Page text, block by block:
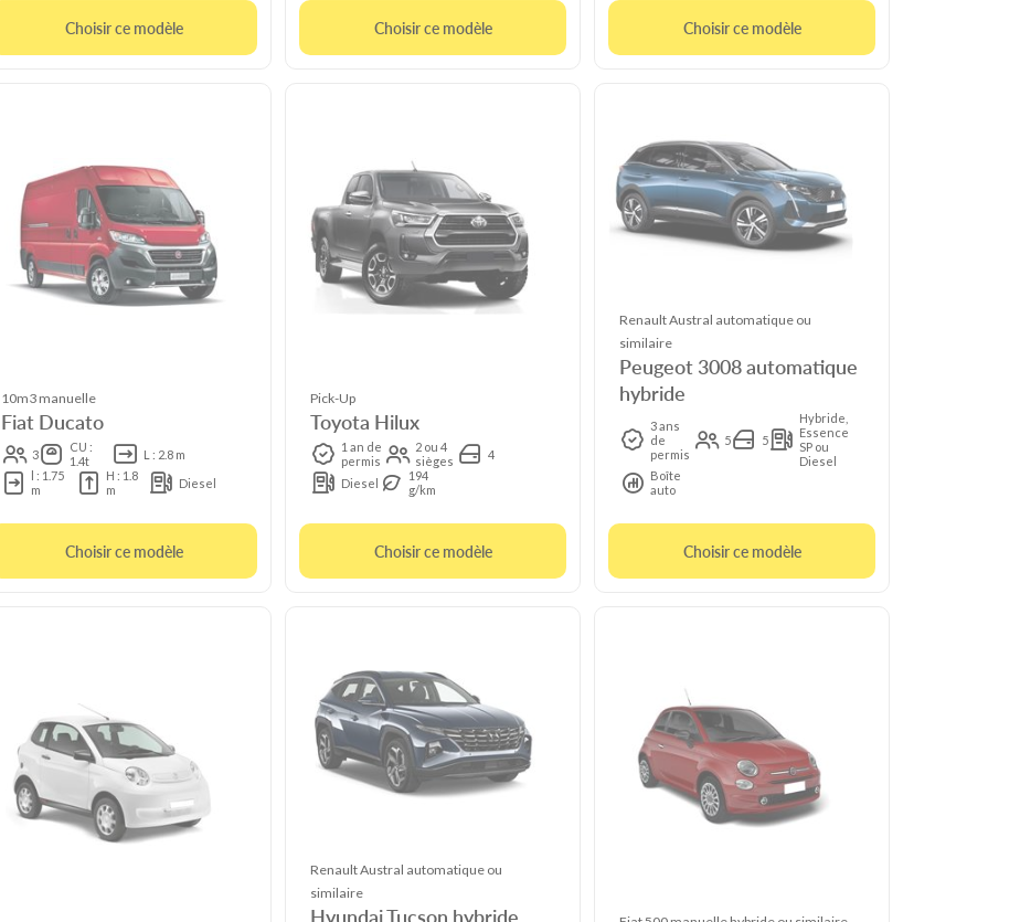
Choisir ce modèle Choisir ce modèle Choisir ce modèle
10m3 manuelle
Fiat Ducato
3
CU :
1.4t
L : 2.8 m
l : 1.75
m
H : 1.8
m
Diesel
Choisir ce modèle
Pick-Up
Toyota Hilux
1 an de
permis
2 ou 4
sièges
4
Diesel
194
g/km
Choisir ce modèle
Renault Austral automatique ou
similaire
Peugeot 3008 automatique
hybride
3 ans
de
permis
5 5
Hybride,
Essence
SP ou
Diesel
Boîte
auto
Choisir ce modèle
Renault Austral automatique ou
similaire
Hyundai Tucson hybride